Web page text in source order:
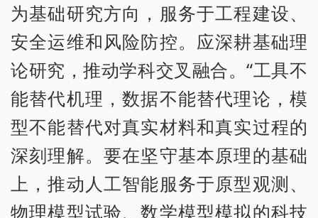
为基础研究方向，服务于工程建设、
安全运维和风险防控。应深耕基础理
论研究，推动学科交叉融合。“工具不
能替代机理，数据不能替代理论，模
型不能替代对真实材料和真实过程的
深刻理解。要在坚守基本原理的基础
上，推动人工智能服务于原型观测、
物理模型试验、数学模型模拟的科技